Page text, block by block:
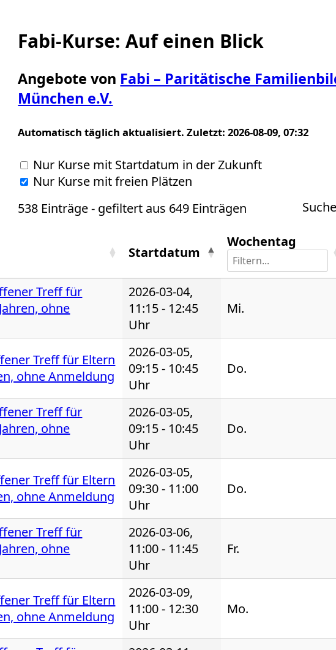
Fabi-Kurse: Auf einen Blick
Angebote von Fabi – Paritätische
München e.V.
Automatisch täglich aktualisiert. Zuletzt:2026-08-09, 07:32
Nur Kurse mit Startdatum in der Zukunft
Nur Kurse mit freien Plätzen
538 Einträge - gefiltert aus 649 Einträgen
Startdatum
Wochentag
Treff für
ohne
2026-03-04,
11:15 - 12:45
Uhr
Mi.
Treff für Eltern
ohne Anmeldung
2026-03-05,
09:15 - 10:45
Uhr
Do.
Treff für
ohne
2026-03-05,
09:15 - 10:45
Uhr
Do.
Treff für Eltern
ohne Anmeldung
2026-03-05,
09:30 - 11:00
Uhr
Do.
Treff für
ohne
2026-03-06,
11:00 - 11:45
Uhr
Fr.
Treff für Eltern
ohne Anmeldung
2026-03-09,
11:00 - 12:30
Uhr
Mo.